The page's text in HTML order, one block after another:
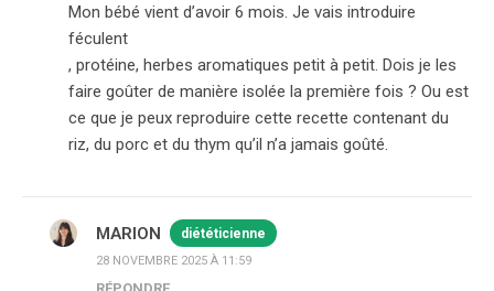
Mon bébé vient d’avoir 6 mois. Je vais introduire
féculent
, protéine, herbes aromatiques petit à petit. Dois je les
faire goûter de manière isolée la première fois ? Ou est
ce que je peux reproduire cette recette contenant du
riz, du porc et du thym qu’il n’a jamais goûté.
MARION diététicienne
28 NOVEMBRE 2025 À 11:59